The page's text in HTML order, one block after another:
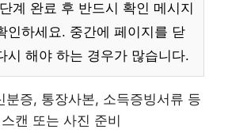
계 완료 후 반드시 확인 메시지
인하세요. 중간에 페이지를 닫
시 해야 하는 경우가 많습니다.
분증, 통장사본, 소득증빙서류 등
캔 또는 사진 준비